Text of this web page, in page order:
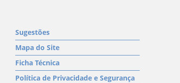
Sugestões
Mapa do Site
Ficha Técnica
Política de Privacidade e Segurança